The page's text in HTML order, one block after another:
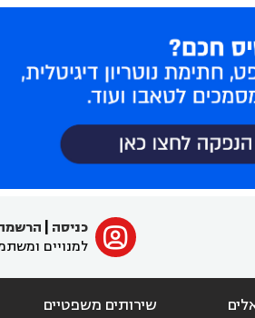
ﱐ כניסה
למנויים
שירותים משפטיים